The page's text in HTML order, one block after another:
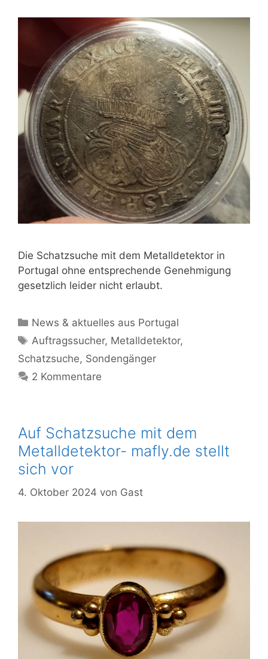
Die Schatzsuche mit dem Metalldetektor in
Portugal ohne entsprechende Genehmigung
gesetzlich leider nicht erlaubt.
Kategorien
News & aktuelles aus Portugal
Schlagwörter
Auftragssucher, Metalldetektor,
Schatzsuche, Sondengänger
2 Kommentare
Auf Schatzsuche mit dem
Metalldetektor- mafly.de stellt
sich vor
4. Oktober 2024 von Gast